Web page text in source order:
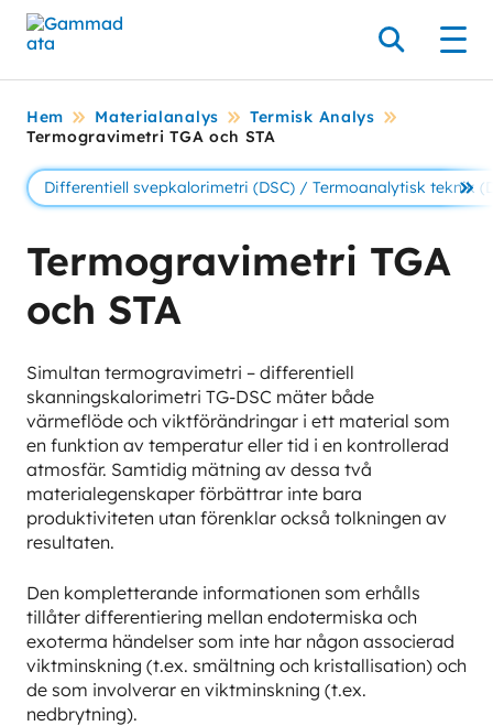
Hoppa
till
Sök
Hem Materialanalys
Termisk Analys
Termogravimetri TGA och STA
Differentiell svepkalorimetri (DSC) / Termoanalytisk teknikSe
Termogravimetri TGA
och STA
Simultan termogravimetri – differentiell
skanningskalorimetri TG-DSC mäter både
värmeflöde och viktförändringar i ett material som
en funktion av temperatur eller tid i en kontrollerad
atmosfär. Samtidig mätning av dessa två
materialegenskaper förbättrar inte bara
produktiviteten utan förenklar också tolkningen av
resultaten.
Den kompletterande informationen som erhålls
tillåter differentiering mellan endotermiska och
exoterma händelser som inte har någon associerad
viktminskning (t.ex. smältning och kristallisation) och
de som involverar en viktminskning (t.ex.
nedbrytning).